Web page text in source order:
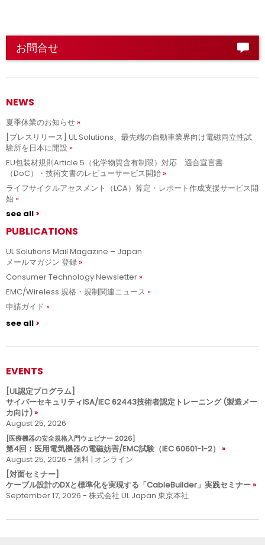
お問合せ
NEWS
夏季休業のお知らせ
[プレスリリース] UL Solutions、最先端の自動車業界向け電磁両立性試
験所を日本に開設
EU包装材規則Article 5（化学物質含有制限）対応 適合宣言書
（DoC）・技術文書のレビューサービス開始
ライフサイクルアセスメント（LCA）算定・レポート作成支援サービス開
始
see all
PUBLICATIONS
UL Solutions Mail Magazine – Japan
メールマガジン 登録
Consumer Technology Newsletter
EMC/Wireless 規格・規制関連ニュース
申請ガイド
see all
EVENTS
[UL認定プログラム]
サイバーセキュリティISA/IEC 62443技術者認定トレーニング (製造メー
カ向け)
August 25, 2026
[医療機器の安全規格入門ウェビナー 2026]
第4回：医用電気機器の電磁妨害/EMC試験（IEC 60601-1-2）
August 25, 2026 - 無料 | オンライン
[対面セミナー]
ケーブル設計のDXと標準化を実現する「CableBuilder」実践セミナー
September 17, 2026 - 株式会社 UL Japan 東京本社